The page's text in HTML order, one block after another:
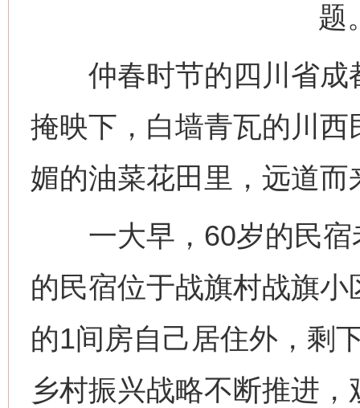
题
仲春时节的四川省成
掩映下，白墙青瓦的川
媚的油菜花田里，远道
一大早，60岁的民宿
的民宿位于战旗村战旗
的1间房自己居住外，剩
乡村振兴战略不断推进